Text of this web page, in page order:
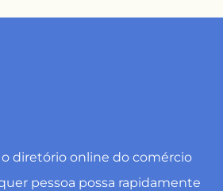
o diretório online do comércio
pessoa possa rapidamente